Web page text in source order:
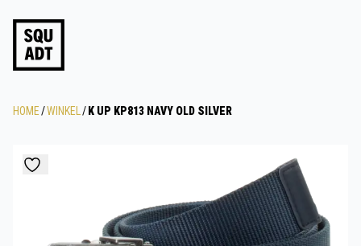
HOME/WINKEL / K UP KP813 NAVY OLD SILVER